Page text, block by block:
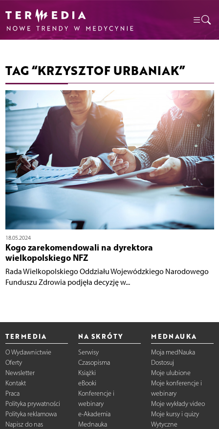
TAG “KRZYSZTOF URBANIAK”
18.05.2024
Kogo zarekomendowali na dyrektora
wielkopolskiego NFZ
Rada Wielkopolskiego Oddziału Wojewódzkiego Narodowego
Funduszu Zdrowia podjęła decyzję w...
TERMEDIA
O Wydawnictwie
Oferty
Newsletter
Kontakt
Praca
Polityka prywatności
Polityka reklamowa
Napisz do nas
NA SKRÓTY
Serwisy
Czasopisma
Książki
eBooki
Konferencje i
webinary
e-Akademia
Mednauka
MEDNAUKA
Moja medNauka
Dostosuj
Moje ulubione
Moje konferencje i
webinary
Moje wykłady video
Moje kursy i quizy
Wytyczne